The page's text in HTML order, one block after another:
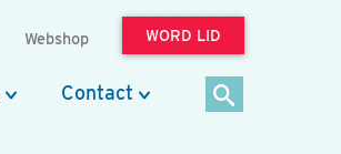
Webshop WORD LID
Contact